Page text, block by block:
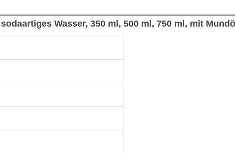
Wasser, 350 ml, 500 ml, 750 ml, mit